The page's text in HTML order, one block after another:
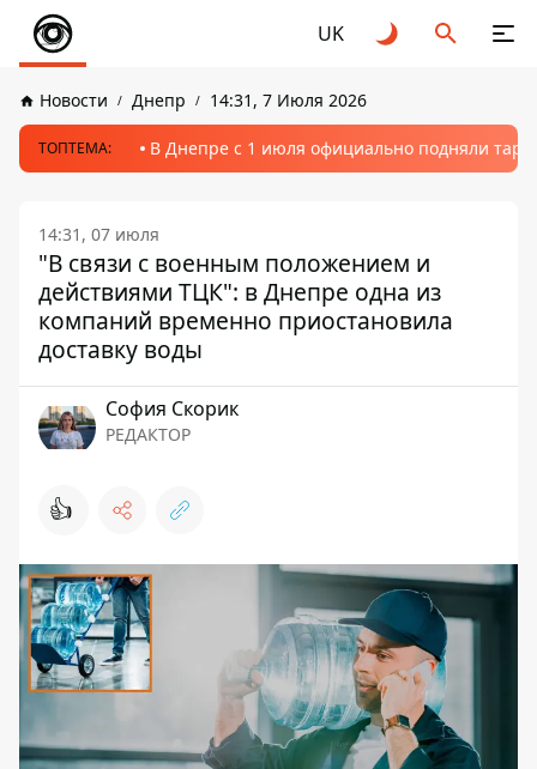
UK
Новости Днепр 14:31, 7 Июля 2026
ТОПТЕМА: В Днепре с 1 июля официально подняли
14:31, 07 июля
"В связи с военным положением и
действиями ТЦК": в Днепре одна из
компаний временно приостановила
доставку воды
София Скорик
РЕДАКТОР
👍